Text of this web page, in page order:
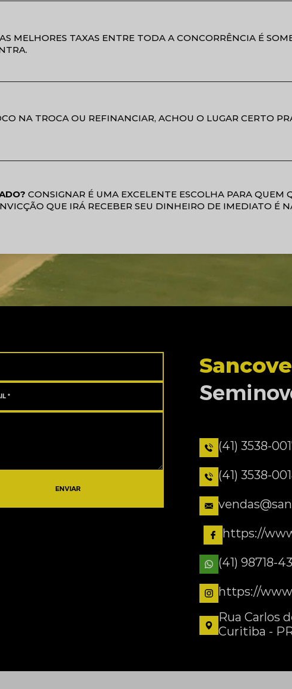
MELHORES TAXAS ENTRE TODA A CONCORRÊNCIA É
NA TROCA OU REFINANCIAR, ACHOU O LUGAR CERTO
CONSIGNAR É UMA EXCELENTE ESCOLHA PARA QUEM
QUE IRÁ RECEBER SEU DINHEIRO DE IMEDIATO É
ENVIAR
(41) 3538-
(41) 3538-
https://
(41) 98718-
https://
Rua Carlos
Curitiba -